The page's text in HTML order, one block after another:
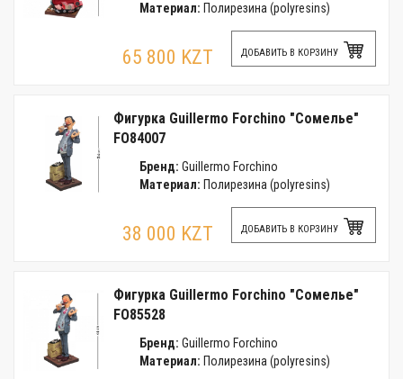
Материал: Полирезина (polyresins)
65 800 KZT ДОБАВИТЬ В КОРЗИНУ
Фигурка Guillermo Forchino "Сомелье"
FO84007
Бренд: Guillermo Forchino
Материал: Полирезина (polyresins)
38 000 KZT ДОБАВИТЬ В КОРЗИНУ
Фигурка Guillermo Forchino "Сомелье"
FO85528
Бренд: Guillermo Forchino
Материал: Полирезина (polyresins)